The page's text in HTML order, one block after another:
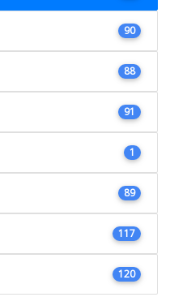
90
88
91
1
89
117
120